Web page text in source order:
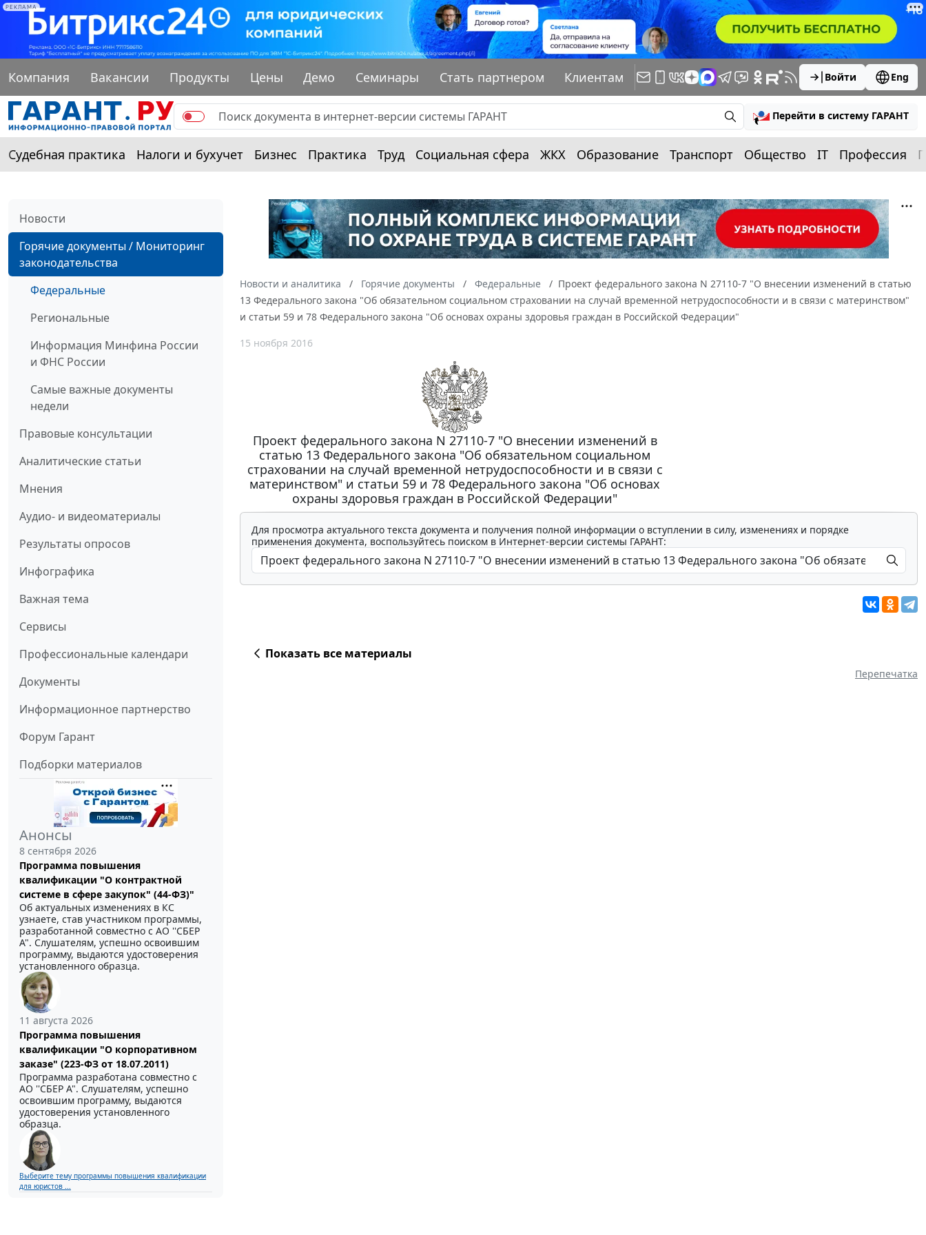
РЕКЛАМА
Компания Вакансии Продукты Цены Демо Семинары Стать партнером Клиентам Войти Eng
Перейти в систему ГАРАНТ
Судебная практика Налоги и бухучет Бизнес Практика Труд Социальная сфера ЖКХ Образование Транспорт Общество IT Профессия
Новости
Горячие документы / Мониторинг
законодательства
Федеральные
Региональные
Информация Минфина России
и ФНС России
Самые важные документы
недели
Правовые консультации
Аналитические статьи
Мнения
Аудио- и видеоматериалы
Результаты опросов
Инфографика
Важная тема
Сервисы
Профессиональные календари
Документы
Информационное партнерство
Форум Гарант
Подборки материалов
Анонсы
8 сентября 2026
Программа повышения
квалификации "О контрактной
системе в сфере закупок" (44-ФЗ)"
Об актуальных изменениях в КС
узнаете, став участником программы,
разработанной совместно с АО ''СБЕР
А". Слушателям, успешно освоившим
программу, выдаются удостоверения
установленного образца.
11 августа 2026
Программа повышения
квалификации "О корпоративном
заказе" (223-ФЗ от 18.07.2011)
Программа разработана совместно с
АО ''СБЕР А". Слушателям, успешно
освоившим программу, выдаются
удостоверения установленного
образца.
Выберите тему программы повышения квалификации
для юристов ...
Новости и аналитика Горячие документы Федеральные
Проект федерального закона N 27110-7 "О внесении изменений в статью
13 Федерального закона "Об обязательном социальном страховании на случай временной нетрудоспособности и в связи с материнством"
и статьи 59 и 78 Федерального закона "Об основах охраны здоровья граждан в Российской Федерации"
15 ноября 2016
Проект федерального закона N 27110-7 "О внесении изменений в
статью 13 Федерального закона "Об обязательном социальном
страховании на случай временной нетрудоспособности и в связи с
материнством" и статьи 59 и 78 Федерального закона "Об основах
охраны здоровья граждан в Российской Федерации"
Для просмотра актуального текста документа и получения полной информации о вступлении в силу, изменениях и порядке
применения документа, воспользуйтесь поиском в Интернет-версии системы ГАРАНТ:
Показать все материалы
Перепечатка